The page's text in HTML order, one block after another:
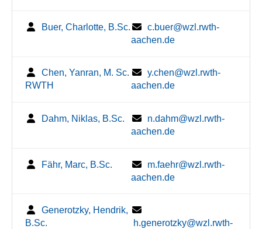
Buer, Charlotte, B.Sc.
c.buer@wzl.rwth-
aachen.de
Chen, Yanran, M. Sc.
RWTH
y.chen@wzl.rwth-
aachen.de
Dahm, Niklas, B.Sc.
n.dahm@wzl.rwth-
aachen.de
Fähr, Marc, B.Sc.
m.faehr@wzl.rwth-
aachen.de
Generotzky, Hendrik,
B.Sc.
h.generotzky@wzl.rwth-